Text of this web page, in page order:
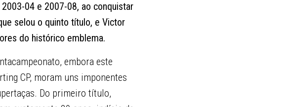
04 e 2007-08, ao conquistar
selou o quinto título, e Victor
do histórico emblema.
embora este
CP, moram uns imponentes
Do primeiro título,